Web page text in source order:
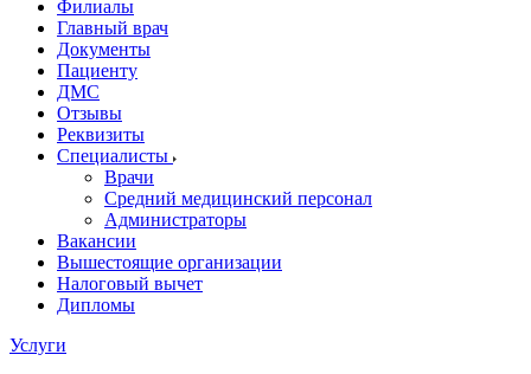
Филиалы
Главный врач
Документы
Пациенту
ДМС
Отзывы
Реквизиты
Специалисты
Врачи
Средний медицинский персонал
Администраторы
Вакансии
Вышестоящие организации
Налоговый вычет
Дипломы
Услуги